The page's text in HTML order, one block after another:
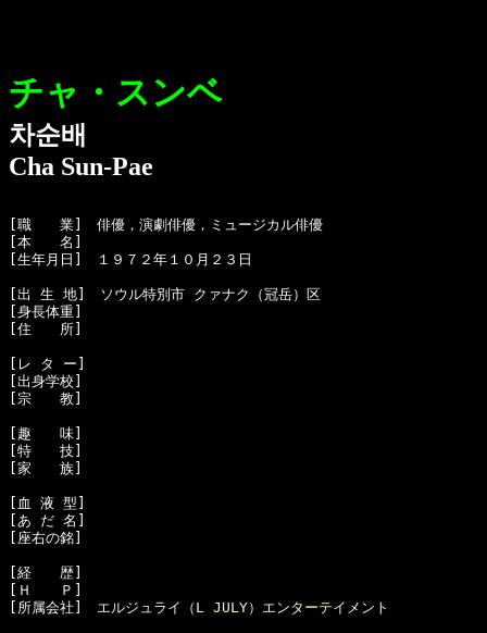
チャ・スンベ
차순배
Cha Sun-Pae
[職　　業]　俳優，演劇俳優，ミュージカル俳優
[本　　名]
[生年月日]　１９７２年１０月２３日
[出 生 地]　ソウル特別市 クァナク（冠岳）区
[身長体重]
[住　　所]
[レ タ ー]
[出身学校]
[宗　　教]
[趣　　味]
[特　　技]
[家　　族]
[血 液 型]
[あ だ 名]
[座右の銘]
[経　　歴]
[Ｈ　　Ｐ]
[所属会社] エルジュライ（L JULY）エンターテイメント